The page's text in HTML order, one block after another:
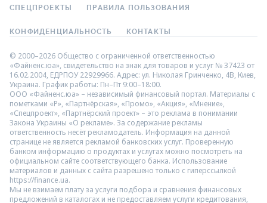
СПЕЦПРОЕКТЫ ПРАВИЛА ПОЛЬЗОВАНИЯ
КОНФИДЕНЦИАЛЬНОСТЬ КОНТАКТЫ
© 2000–2026 Общество с ограниченной ответственностью
«Файненс.юа», свидетельство на знак для товаров и услуг № 37423 от
16.02.2004, ЕДРПОУ 22929966. Адрес: ул. Николая Гринченко, 4В, Киев,
Украина. График работы: Пн–Пт 9:00–18:00.
ООО «Файненс.юа» – независимый финансовый портал. Материалы с
пометками «Р», «Партнёрская», «Промо», «Акция», «Мнение»,
«Спецпроект», «Партнёрский проект» – это реклама в понимании
Закона Украины «О рекламе». За содержание рекламы
ответственность несёт рекламодатель. Информация на данной
странице не является рекламой банковских услуг. Проверенную
банком информацию о продуктах и услугах можно посмотреть на
официальном сайте соответствующего банка. Использование
материалов и данных с сайта разрешено только с гиперссылкой
https://finance.ua.
Мы не взимаем плату за услуги подбора и сравнения финансовых
предложений в каталогах и не предоставляем услуги кредитования,